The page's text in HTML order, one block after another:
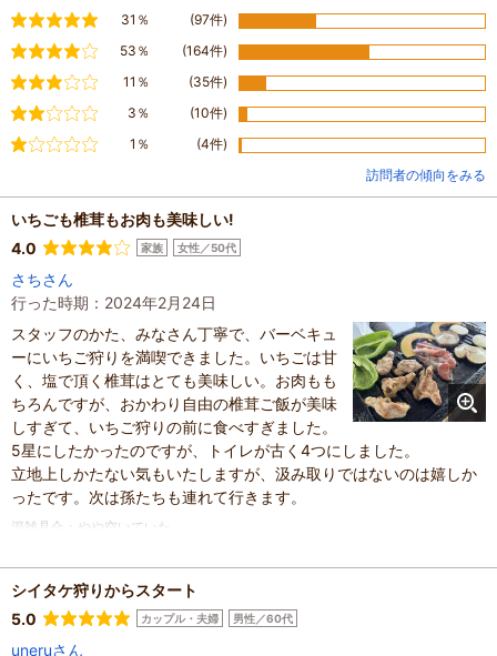
満足31％ (97件)
やや満足
53％ (164件)
普通11％ (35件)
やや不満
3％ (10件)
1％
(4件)
訪問者の傾向をみる
いちごも椎茸もお肉も美味しい!
4.0
家族 女性／50代
さちさん
行った時期：2024年2月24日
スタッフのかた、みなさん丁寧で、バーベキュ
ーにいちご狩りを満喫できました。いちごは甘
く、塩で頂く椎茸はとても美味しい。お肉もも
ちろんですが、おかわり自由の椎茸ご飯が美味
しすぎて、いちご狩りの前に食べすぎました。
5星にしたかったのですが、トイレが古く4つにしました。
立地上しかたない気もいたしますが、汲み取りではないのは嬉しか
ったです。次は孫たちも連れて行きます。
混雑具合
やや空いていた
家族の内訳：お子様、
子どもの年齢 ： 13歳以上
：2人
投稿日：2024年2月26日
シイタケ狩りからスタート
5.0
カップル・夫婦 男性／60代
uneruさん